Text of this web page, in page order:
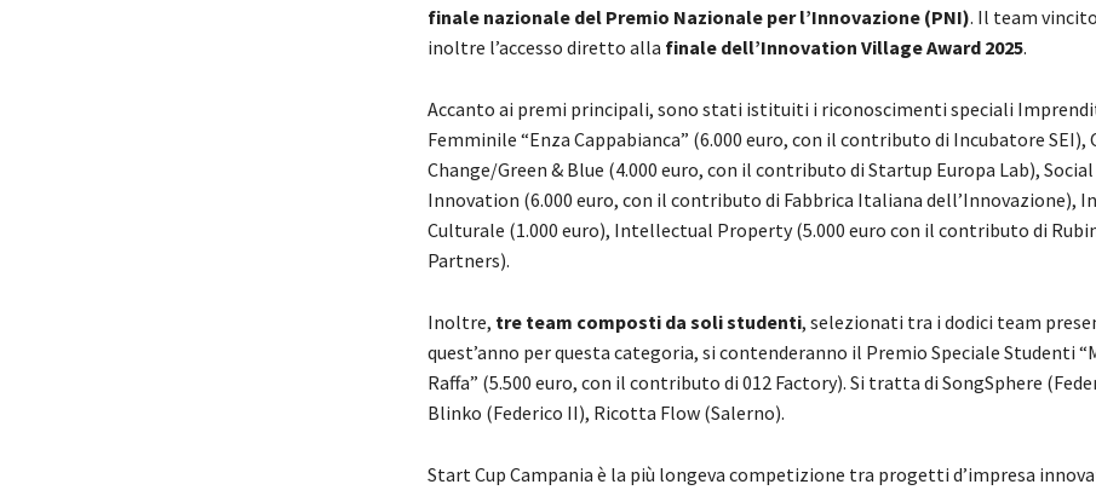
finale nazionale del Premio Nazionale per l’Innovazione (PNI). Il team
inoltre l’accesso diretto alla finale dell’Innovation Village Award 2025.
Accanto ai premi principali, sono stati istituiti i riconoscimenti speciali
Femminile “Enza Cappabianca” (6.000 euro, con il contributo di Incubatore SEI),
Change/Green & Blue (4.000 euro, con il contributo di Startup Europa Lab), Social
Innovation (6.000 euro, con il contributo di Fabbrica Italiana dell’Innovazione),
Culturale (1.000 euro), Intellectual Property (5.000 euro con il contributo di
Partners).
Inoltre, tre team composti da soli studenti, selezionati tra i dodici team
quest’anno per questa categoria, si contenderanno il Premio Speciale Studenti
Raffa” (5.500 euro, con il contributo di 012 Factory). Si tratta di SongSphere
Blinko (Federico II), Ricotta Flow (Salerno).
Start Cup Campania è la più longeva competizione tra progetti d’impresa